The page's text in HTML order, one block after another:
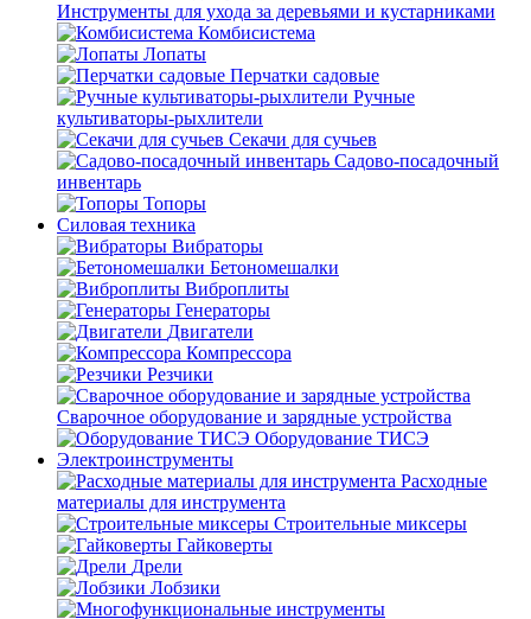
Инструменты для ухода за деревьями и кустарниками
Комбисистема
Лопаты
Перчатки садовые
Ручные
культиваторы-рыхлители
Секачи для сучьев
Садово-посадочный
инвентарь
Топоры
Силовая техника
Вибраторы
Бетономешалки
Виброплиты
Генераторы
Двигатели
Компрессора
Резчики
Сварочное оборудование и зарядные устройства
Оборудование ТИСЭ
Электроинструменты
Расходные
материалы для инструмента
Строительные миксеры
Гайковерты
Дрели
Лобзики